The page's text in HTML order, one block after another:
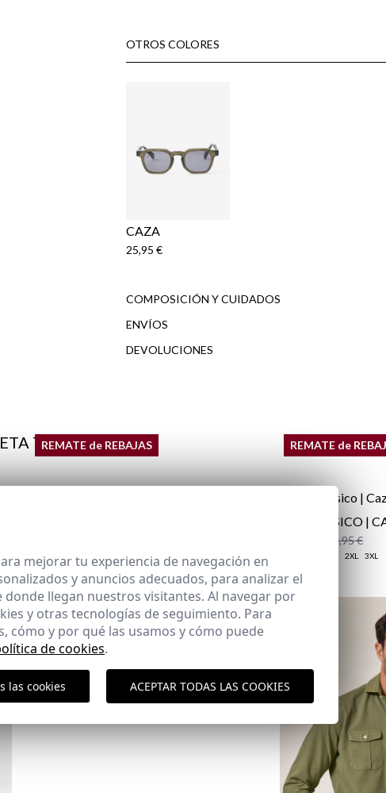
OTROS COLORES
CAZA
25,95 €
COMPOSICIÓN Y CUIDADOS
ENVÍOS
Paquetes y envíos
DEVOLUCIONES
TU LOOK
REMATE de REBAJAS REMATE de
POLO BÁSICO |
24,95 €
2XL 3XL
REMATE de REBAJAS
POLO BANDA | MARINO
22,95 € / 29,95 €
mejorar tu experiencia de navegación en
y anuncios adecuados, para analizar el
llegan nuestros visitantes. Al navegar por
y otras tecnologías de seguimiento. Para
cómo y por qué las usamos y cómo puede
de cookies.
las cookies ACEPTAR TODAS LAS COOKIES